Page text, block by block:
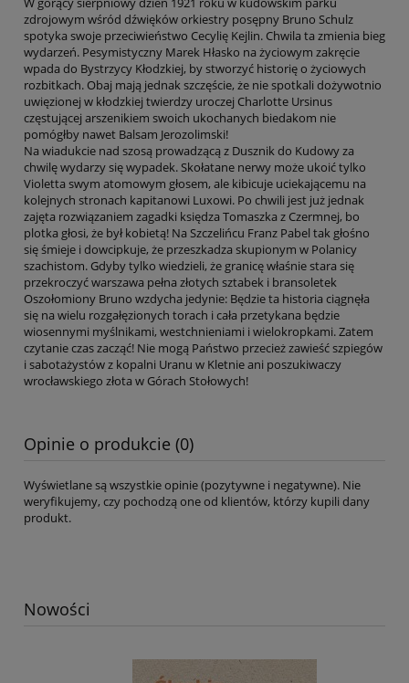
zdrojowym wśród dźwięków orkiestry posępny Bruno Schulz
spotyka swoje przeciwieństwo Cecylię Kejlin. Chwila ta zmienia bieg
wydarzeń. Pesymistyczny Marek Hłasko na życiowym zakręcie
wpada do Bystrzycy Kłodzkiej, by stworzyć historię o życiowych
rozbitkach. Obaj mają jednak szczęście, że nie spotkali dożywotnio
uwięzionej w kłodzkiej twierdzy uroczej Charlotte Ursinus
częstującej arszenikiem swoich ukochanych biedakom nie
pomógłby nawet Balsam Jerozolimski!
Na wiadukcie nad szosą prowadzącą z Dusznik do Kudowy za
chwilę wydarzy się wypadek. Skołatane nerwy może ukoić tylko
Violetta swym atomowym głosem, ale kibicuje uciekającemu na
kolejnych stronach kapitanowi Luxowi. Po chwili jest już jednak
zajęta rozwiązaniem zagadki księdza Tomaszka z Czermnej, bo
plotka głosi, że był kobietą! Na Szczelińcu Franz Pabel tak głośno
się śmieje i dowcipkuje, że przeszkadza skupionym w Polanicy
szachistom. Gdyby tylko wiedzieli, że granicę właśnie stara się
przekroczyć warszawa pełna złotych sztabek i bransoletek
Oszołomiony Bruno wzdycha jedynie: Będzie ta historia ciągnęła
się na wielu rozgałęzionych torach i cała przetykana będzie
wiosennymi myślnikami, westchnieniami i wielokropkami. Zatem
czytanie czas zacząć! Nie mogą Państwo przecież zawieść szpiegów
i sabotażystów z kopalni Uranu w Kletnie ani poszukiwaczy
wrocławskiego złota w Górach Stołowych!
Opinie o produkcie (0)
Wyświetlane są wszystkie opinie (pozytywne i negatywne). Nie
weryfikujemy, czy pochodzą one od klientów, którzy kupili dany
produkt.
Nowości